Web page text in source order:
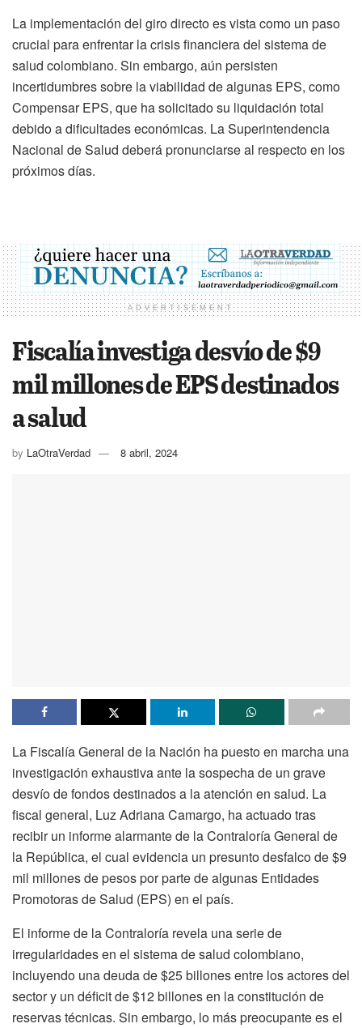
La implementación del giro directo es vista como un paso
crucial para enfrentar la crisis financiera del sistema de
salud colombiano. Sin embargo, aún persisten
incertidumbres sobre la viabilidad de algunas EPS, como
Compensar EPS, que ha solicitado su liquidación total
debido a dificultades económicas. La Superintendencia
Nacional de Salud deberá pronunciarse al respecto en los
próximos días.
ADVERTISEMENT
Fiscalía investiga desvío de $9
mil millones de EPS destinados
a salud
by LaOtraVerdad 8 abril, 2024
La Fiscalía General de la Nación ha puesto en marcha una
investigación exhaustiva ante la sospecha de un grave
desvío de fondos destinados a la atención en salud. La
fiscal general, Luz Adriana Camargo, ha actuado tras
recibir un informe alarmante de la Contraloría General de
la República, el cual evidencia un presunto desfalco de $9
mil millones de pesos por parte de algunas Entidades
Promotoras de Salud (EPS) en el país.
El informe de la Contraloría revela una serie de
irregularidades en el sistema de salud colombiano,
incluyendo una deuda de $25 billones entre los actores del
sector y un déficit de $12 billones en la constitución de
reservas técnicas. Sin embargo, lo más preocupante es el